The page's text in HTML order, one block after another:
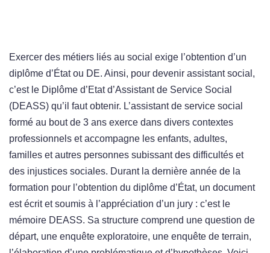
Exercer des métiers liés au social exige l’obtention d’un
diplôme d’État ou DE. Ainsi, pour devenir assistant social,
c’est le Diplôme d’Etat d’Assistant de Service Social
(DEASS) qu’il faut obtenir. L’assistant de service social
formé au bout de 3 ans exerce dans divers contextes
professionnels et accompagne les enfants, adultes,
familles et autres personnes subissant des difficultés et
des injustices sociales. Durant la dernière année de la
formation pour l’obtention du diplôme d’État, un document
est écrit et soumis à l’appréciation d’un jury : c’est le
mémoire DEASS. Sa structure comprend une question de
départ, une enquête exploratoire, une enquête de terrain,